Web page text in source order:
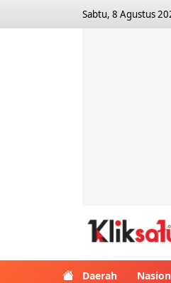
Sabtu, 8 Agustus
Daerah